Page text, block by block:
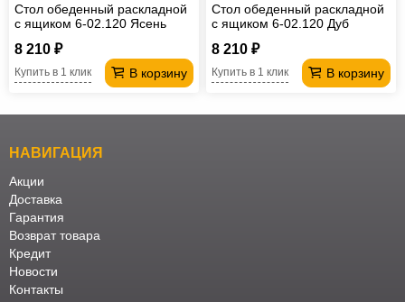
Стол обеденный раскладной
с ящиком 6-02.120 Ясень
8 210 ₽
В корзину
Купить в 1 клик
Стол обеденный раскладной
с ящиком 6-02.120 Дуб
8 210 ₽
В корзину
Купить в 1 клик
НАВИГАЦИЯ
Акции
Доставка
Гарантия
Возврат товара
Кредит
Новости
Контакты